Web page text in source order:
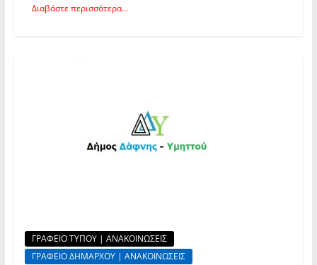
Διαβάστε περισσότερα...
ΓΡΑΦΕΙΟ ΤΥΠΟΥ | ΑΝΑΚΟΙΝΩΣΕΙΣ
ΓΡΑΦΕΙΟ ΔΗΜΑΡΧΟΥ | ΑΝΑΚΟΙΝΩΣΕΙΣ